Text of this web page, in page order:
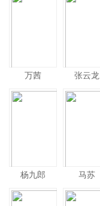
万茜 张云龙
杨九郎 马苏